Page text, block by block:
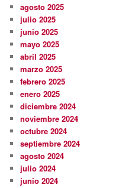
agosto 2025
julio 2025
junio 2025
mayo 2025
abril 2025
marzo 2025
febrero 2025
enero 2025
diciembre 2024
noviembre 2024
octubre 2024
septiembre 2024
agosto 2024
julio 2024
junio 2024